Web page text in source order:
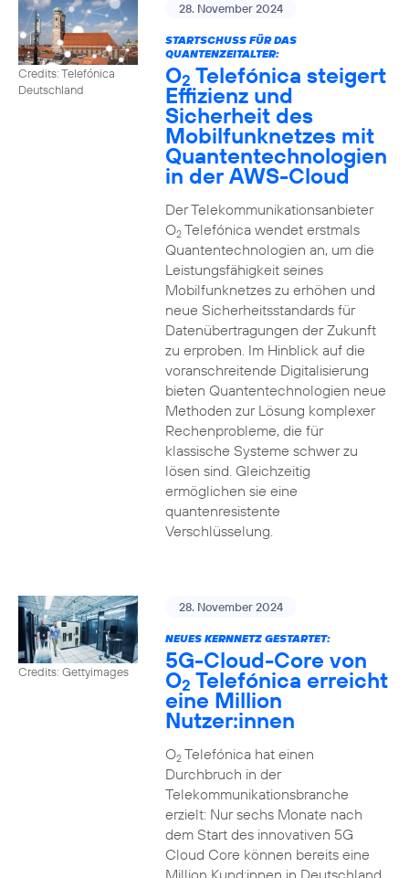
Credits: Telefónica
Deutschland
28. November 2024
STARTSCHUSS FÜR DAS
QUANTENZEITALTER:
O2 Telefónica steigert
Effizienz und
Sicherheit des
Mobilfunknetzes mit
Quantentechnologien
in der AWS-Cloud
Der Telekommunikationsanbieter
O2Telefónica wendet erstmals
Quantentechnologien an, um die
Leistungsfähigkeit seines
Mobilfunknetzes zu erhöhen und
neue Sicherheitsstandards für
Datenübertragungen der Zukunft
zu erproben. Im Hinblick auf die
voranschreitende Digitalisierung
bieten Quantentechnologien neue
Methoden zur Lösung komplexer
Rechenprobleme, die für
klassische Systeme schwer zu
lösen sind. Gleichzeitig
ermöglichen sie eine
quantenresistente
Verschlüsselung.
Credits: Gettyimages
28. November 2024
NEUES KERNNETZ GESTARTET:
5G-Cloud-Core von
O2 Telefónica erreicht
eine Million
Nutzer:innen
O2Telefónica hat einen
Durchbruch in der
Telekommunikationsbranche
erzielt: Nur sechs Monate nach
dem Start des innovativen 5G
Cloud Core können bereits eine
Million Kund:innen in Deutschland